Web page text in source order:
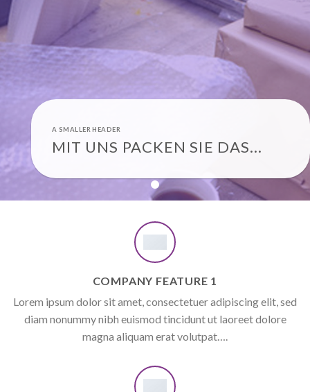
A SMALLER HEADER
MIT UNS PACKEN SIE DAS…
COMPANY FEATURE 1
Lorem ipsum dolor sit amet, consectetuer adipiscing elit, sed
diam nonummy nibh euismod tincidunt ut laoreet dolore
magna aliquam erat volutpat….